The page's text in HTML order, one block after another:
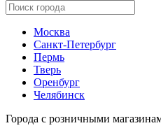
Москва
Санкт-Петербург
Пермь
Тверь
Оренбург
Челябинск
Города с розничными